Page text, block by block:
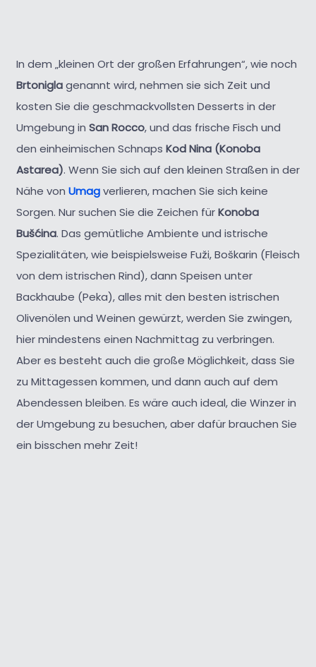
In dem „kleinen Ort der großen Erfahrungen“, wie noch
Brtoniglagenannt wird, nehmen sie sich Zeit und
kosten Sie die geschmackvollsten Desserts in der
Umgebung in San Rocco, und das frische Fisch und
den einheimischen Schnaps Kod Nina (Konoba
Astarea). Wenn Sie sich auf den kleinen Straßen in der
Nähe von Umag verlieren, machen Sie sich keine
Sorgen. Nur suchen Sie die Zeichen fürKonoba
Bušćina. Das gemütliche Ambiente und istrische
Spezialitäten, wie beispielsweise Fuži, Boškarin (Fleisch
von dem istrischen Rind), dann Speisen unter
Backhaube (Peka), alles mit den besten istrischen
Olivenölen und Weinen gewürzt, werden Sie zwingen,
hier mindestens einen Nachmittag zu verbringen.
Aber es besteht auch die große Möglichkeit, dass Sie
zu Mittagessen kommen, und dann auch auf dem
Abendessen bleiben. Es wäre auch ideal, die Winzer in
der Umgebung zu besuchen, aber dafür brauchen Sie
ein bisschen mehr Zeit!